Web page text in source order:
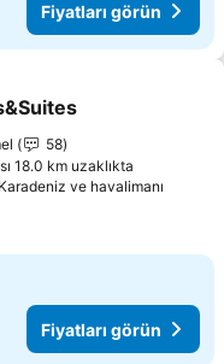
Fiyatları görün
ekle
58
18.0 km uzaklıkta
ve havalimanı
Fiyatları görün